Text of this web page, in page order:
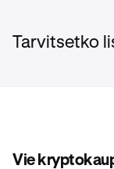
Tarvitsetko
Vie